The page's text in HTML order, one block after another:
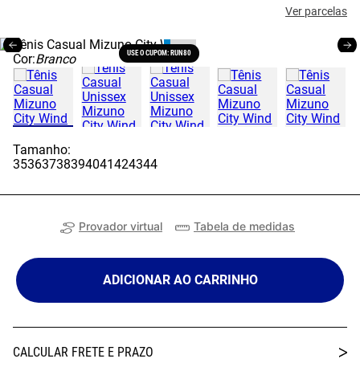
Ver parcelas
USE O CUPOM: RUN80
Cor:Branco
Tamanho:
35363738394041424344
Provador virtual Tabela de medidas
ADICIONAR AO CARRINHO